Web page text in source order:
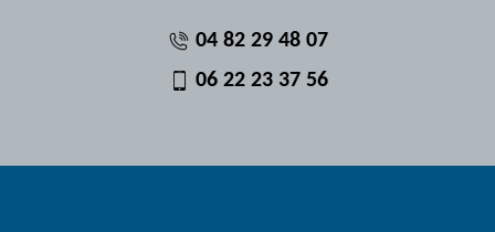
04 82 29 48 07
06 22 23 37 56